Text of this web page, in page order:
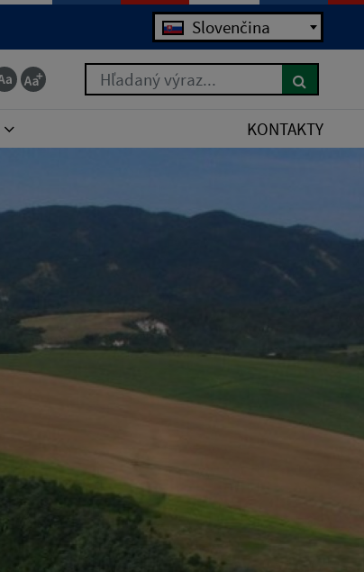
Jazyk Slovenčina
Hľadaný výraz...
KONTAKTY